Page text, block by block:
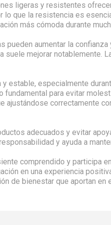
ligeras y resistentes
que la resistencia es
más cómoda durante
aumentar la
mejorar notablemente.
estable, especialmente
fundamental para evitar
correctamente
adecuados y evitar
y ayuda a
comprendido y participa
en una experiencia
de bienestar que aportan en